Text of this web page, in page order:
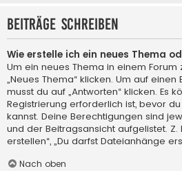
Beiträge schreiben
Wie erstelle ich ein neues Thema
Um ein neues Thema in einem Forum
„Neues Thema“ klicken. Um auf
musst du auf „Antworten“ klicken. Es
Registrierung erforderlich ist, bevor
kannst. Deine Berechtigungen sind
und der Beitragsansicht aufgelistet. Z.
erstellen“, „Du darfst Dateianhänge
Nach oben